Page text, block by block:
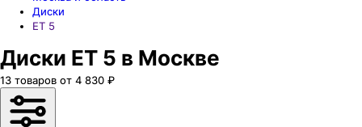
Диски
ЕТ 5
Диски ET 5 в Москве
13 товаров от 4 830 ₽